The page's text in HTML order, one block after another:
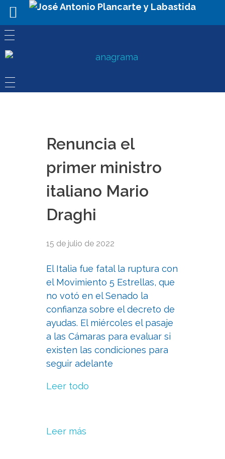
Renuncia el
primer ministro
italiano Mario
Draghi
15 de julio de 2022
El Italia fue fatal la ruptura con
el Movimiento 5 Estrellas, que
no votó en el Senado la
confianza sobre el decreto de
ayudas. El miércoles el pasaje
a las Cámaras para evaluar si
existen las condiciones para
seguir adelante
Leer todo
Leer más